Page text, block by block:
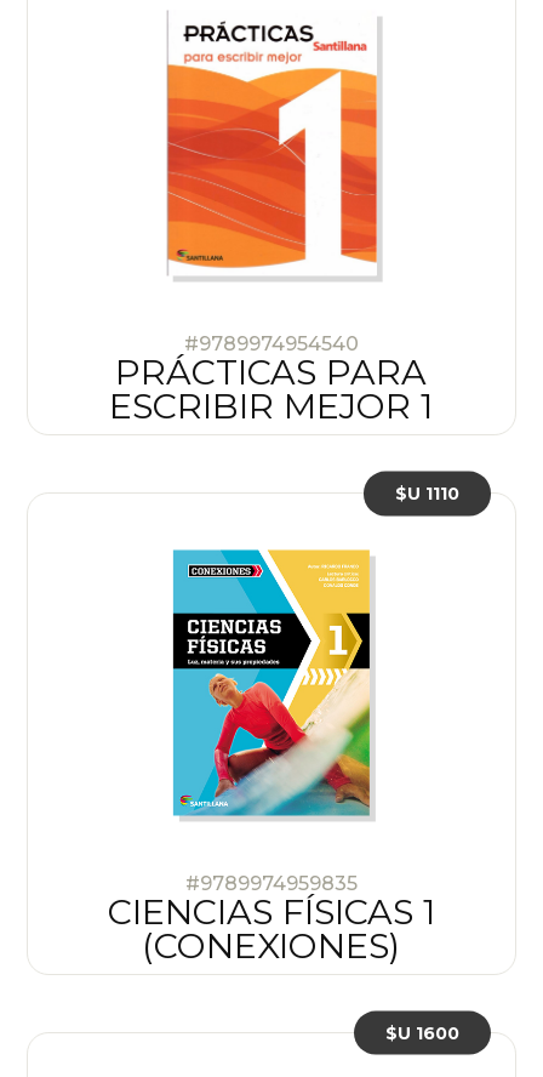
#9789974954540
PRÁCTICAS PARA
ESCRIBIR MEJOR 1
#9789974959835
CIENCIAS FÍSICAS 1
(CONEXIONES)
$U 1110
$U 1600